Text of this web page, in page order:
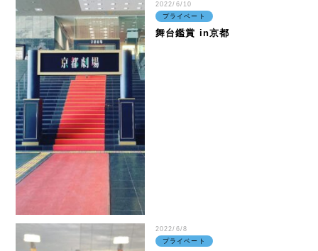
株主・株式関連
財務ハイライト
IRカレンダー
IRニュース
IRよくある質問
IRお問合せ
イボキン ブログ
プライベート
2022/6/10
舞台鑑賞 in京都
プライベート
2022/6/8